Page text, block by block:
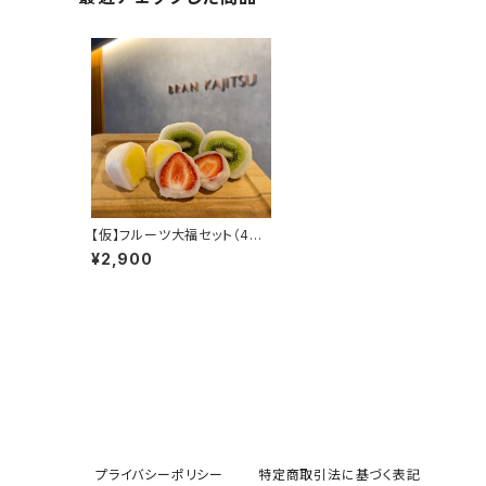
【仮】フルーツ大福セット（4個
入り）
¥2,900
プライバシーポリシー 特定商取引法に基づく表記